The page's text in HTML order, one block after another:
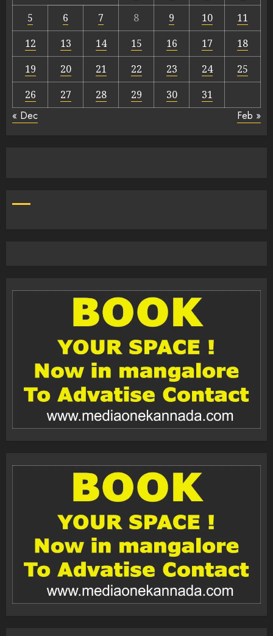
5
6 7 8 9 10
11
12
13 14 15 16 17
18
19
20 21 22 23 24
25
26
27 28 29 30 31
« Dec Feb »